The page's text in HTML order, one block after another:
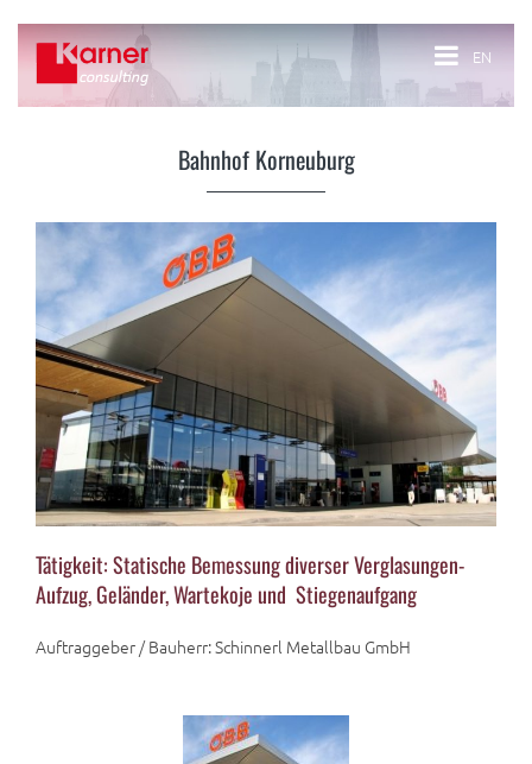
EN
Bahnhof Korneuburg
Tätigkeit: Statische Bemessung diverser Verglasungen-
Aufzug, Geländer, Wartekoje und Stiegenaufgang
Auftraggeber / Bauherr: Schinnerl Metallbau GmbH